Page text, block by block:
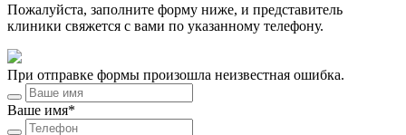
Пожалуйста, заполните форму ниже, и представитель
клиники свяжется с вами по указанному телефону.
При отправке формы произошла неизвестная ошибка.
Ваше имя*